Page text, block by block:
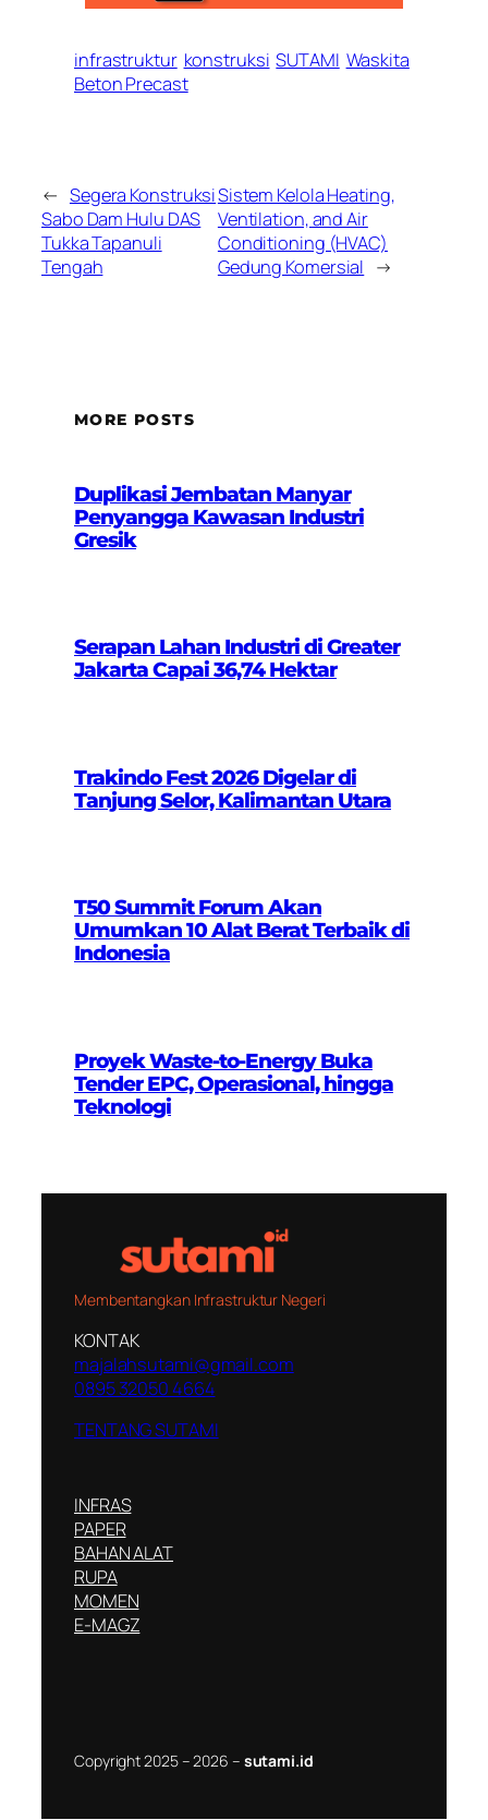
infrastruktur konstruksi SUTAMI Waskita
Beton Precast
← Segera Konstruksi
Sabo Dam Hulu DAS
Tukka Tapanuli
Tengah
Sistem Kelola Heating,
Ventilation, and Air
Conditioning (HVAC)
Gedung Komersial →
MORE POSTS
Duplikasi Jembatan Manyar
Penyangga Kawasan Industri
Gresik
Serapan Lahan Industri di Greater
Jakarta Capai 36,74 Hektar
Trakindo Fest 2026 Digelar di
Tanjung Selor, Kalimantan Utara
T50 Summit Forum Akan
Umumkan 10 Alat Berat Terbaik di
Indonesia
Proyek Waste-to-Energy Buka
Tender EPC, Operasional, hingga
Teknologi
Membentangkan Infrastruktur Negeri
KONTAK
majalahsutami@gmail.com
0895 32050 4664
TENTANG SUTAMI
INFRAS
PAPER
BAHAN ALAT
RUPA
MOMEN
E-MAGZ
Copyright 2025 – 2026 – sutami.id